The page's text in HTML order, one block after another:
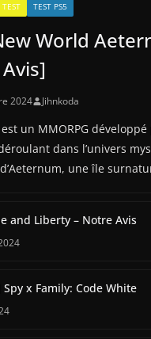
TEST TEST PS5
World
2024 Jihnkoda
un MMORPG
dans l’univers
une île
and Liberty – Notre Avis
x Family: Code White